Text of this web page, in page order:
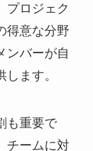
プロジェク
得意な分野
ンバーが自
ます。
も重要で
チームに対